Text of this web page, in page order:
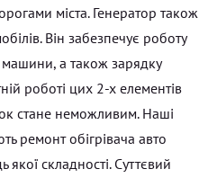
міста. Генератор також
Він забезпечує роботу
машини, а також зарядку
роботі цих 2-х елементів
стане неможливим. Наші
ремонт обігрівача авто
складності. Суттєвий